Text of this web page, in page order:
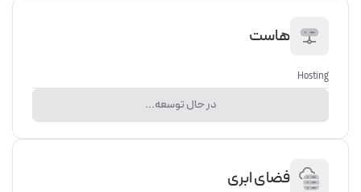
هاست
Hosting
در حال توسعه...
فضای ابری